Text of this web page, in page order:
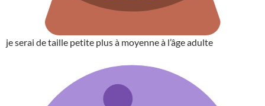
je serai de taille petite plus à moyenne à l’âge adulte